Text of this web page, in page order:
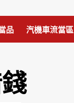
品 汽機車流當區